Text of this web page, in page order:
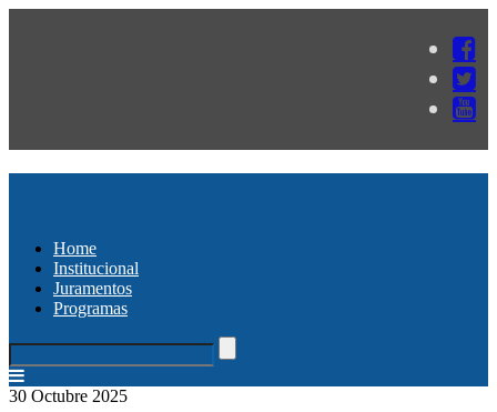
Home
Institucional
Juramentos
Programas
30 Octubre 2025